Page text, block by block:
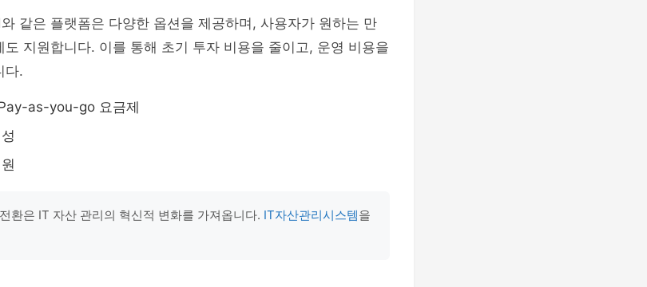
같은 플랫폼은 다양한 옵션을 제공하며, 사용자가 원하는 만
지원합니다. 이를 통해 초기 투자 비용을 줄이고, 운영 비용을
다.
as-you-go 요금제
환은 IT 자산 관리의 혁신적 변화를 가져옵니다. IT자산관리시스템을